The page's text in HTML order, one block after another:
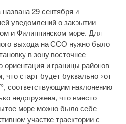
29 сентября и
уведомлений о закрытии
и Филиппинском море. Для
выхода на ССО нужно было
в зону восточнее
и границы районов
что старт будет буквально «от
соответствующим наклонению
недогружена, что вместо
море можно было себе
участке траектории с